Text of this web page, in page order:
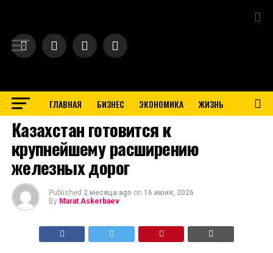
ГЛАВНАЯ БИЗНЕС ЭКОНОМИКА ЖИЗНЬ
BUSINESS
Казахстан готовится к
крупнейшему расширению
железных дорог
Published 2 месяца ago on 16 июня, 2026
By Marat Askerbaev